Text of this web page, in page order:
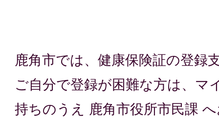
鹿角市では、健康保険証の登録
ご自分で登録が困難な方は、マ
持ちのうえ 鹿角市役所市民課